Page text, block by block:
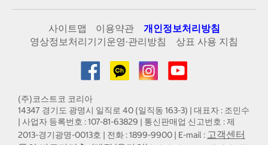
사이트맵 이용약관
개인정보처리방침
영상정보처리기기운영·관리방침
상표 사용 지침
(주)코스트코 코리아
14347 경기도 광명시 일직로 40 (일직동 163-3) | 대표자 : 조민수
| 사업자 등록번호 : 107-81-63829 | 통신판매업 신고번호 : 제
2013-경기광명-0013호 | 전화 : 1899-9900 | E-mail : 고객센터